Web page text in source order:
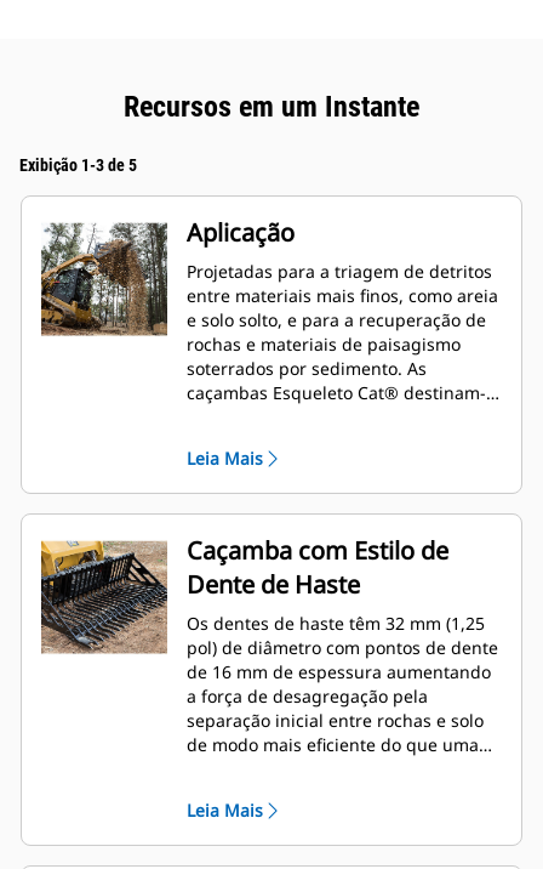
Recursos em um Instante
Exibição 1-3 de 5
Aplicação
Projetadas para a triagem de detritos
entre materiais mais finos, como areia
e solo solto, e para a recuperação de
rochas e materiais de paisagismo
soterrados por sedimento. As
caçambas Esqueleto Cat® destinam-
Cat.
Leia Mais
Caçamba com Estilo de
Dente de Haste
Os dentes de haste têm 32 mm (1,25
pol) de diâmetro com pontos de dente
de 16 mm de espessura aumentando
a força de desagregação pela
separação inicial entre rochas e solo
de modo mais eficiente do que uma
Leia Mais